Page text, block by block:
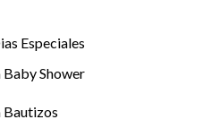
Especiales
Shower
Bautizos